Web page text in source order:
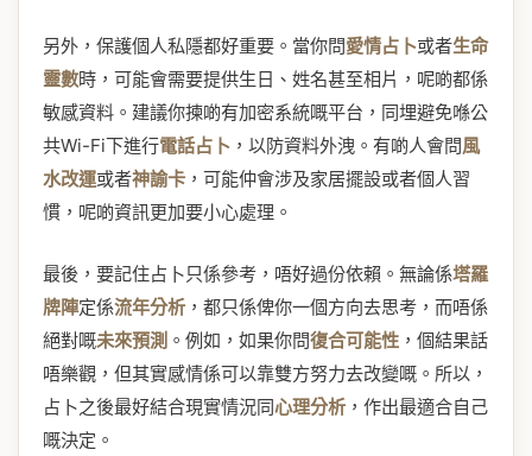
另外，保護個人私隱都好重要。當你問愛情占卜或者生命
靈數時，可能會需要提供生日、姓名甚至相片，呢啲都係
敏感資料。建議你揀啲有加密系統嘅平台，同埋避免喺公
共Wi-Fi下進行電話占卜 ，以防資料外洩。有啲人會問風
水改運或者神諭卡 ，可能仲會涉及家居擺設或者個人習
慣，呢啲資訊更加要小心處理。
最後，要記住占卜只係參考，唔好過份依賴。無論係塔羅
牌陣定係流年分析 ，都只係俾你一個方向去思考，而唔係
絕對嘅未來預測 。例如，如果你問復合可能性 ，個結果話
唔樂觀，但其實感情係可以靠雙方努力去改變嘅。所以，
占卜之後最好結合現實情況同心理分析 ，作出最適合自己
嘅決定。